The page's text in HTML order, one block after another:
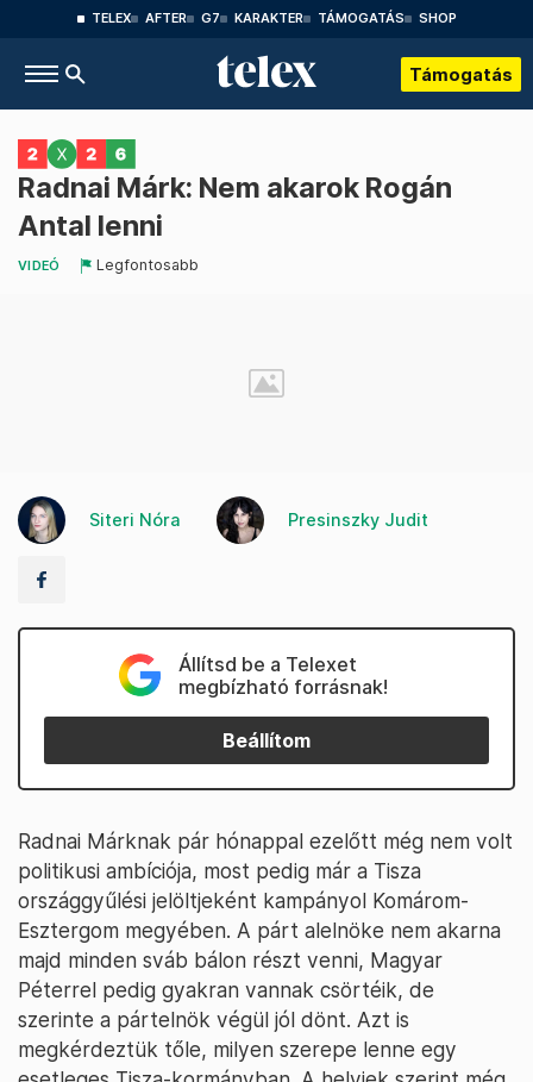
TELEX AFTER G7 KARAKTER TÁMOGATÁS SHOP
Támogatás
Radnai Márk: Nem akarok Rogán
Antal lenni
VIDEÓ Legfontosabb
Siteri Nóra Presinszky Judit
Állítsd be a Telexet
megbízható forrásnak!
Beállítom
Radnai Márknak pár hónappal ezelőtt még nem volt
politikusi ambíciója, most pedig már a Tisza
országgyűlési jelöltjeként kampányol Komárom-
Esztergom megyében. A párt alelnöke nem akarna
majd minden sváb bálon részt venni, Magyar
Péterrel pedig gyakran vannak csörtéik, de
szerinte a pártelnök végül jól dönt. Azt is
megkérdeztük tőle, milyen szerepe lenne egy